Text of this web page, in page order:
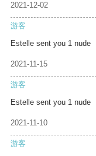
2021-12-02
游客
Estelle sent you 1 nude
2021-11-15
游客
Estelle sent you 1 nude
2021-11-10
游客